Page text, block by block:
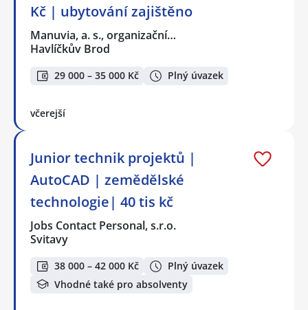
Kč | ubytování zajištěno
Manuvia, a. s., organizační…
Havlíčkův Brod
29 000 – 35 000 Kč Plný úvazek
včerejší
Junior technik projektů |
AutoCAD | zemědělské
technologie| 40 tis kč
Jobs Contact Personal, s.r.o.
Svitavy
38 000 – 42 000 Kč
Plný úvazek
Vhodné také pro absolventy